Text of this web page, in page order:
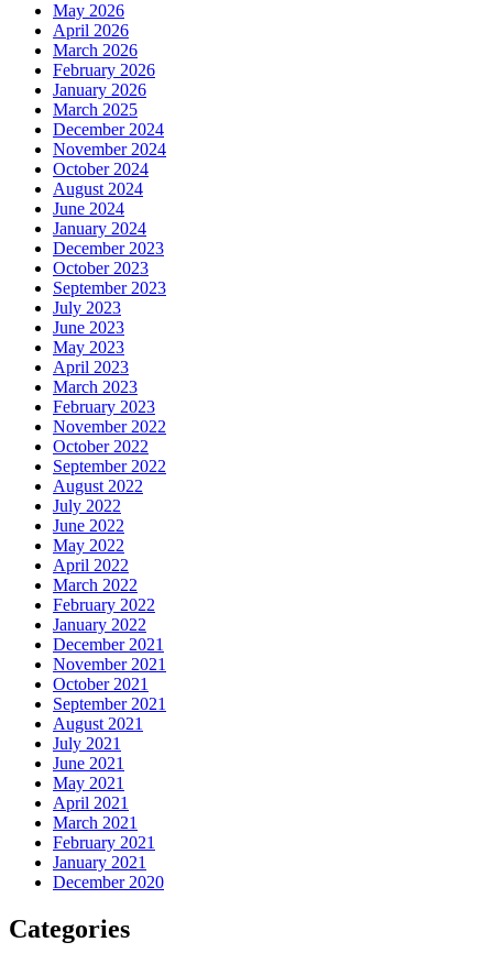
May 2026
April 2026
March 2026
February 2026
January 2026
March 2025
December 2024
November 2024
October 2024
August 2024
June 2024
January 2024
December 2023
October 2023
September 2023
July 2023
June 2023
May 2023
April 2023
March 2023
February 2023
November 2022
October 2022
September 2022
August 2022
July 2022
June 2022
May 2022
April 2022
March 2022
February 2022
January 2022
December 2021
November 2021
October 2021
September 2021
August 2021
July 2021
June 2021
May 2021
April 2021
March 2021
February 2021
January 2021
December 2020
Categories